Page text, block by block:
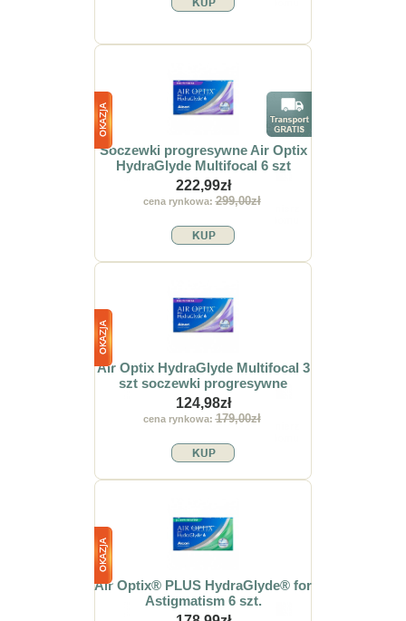
Soczewki progresywne Air Optix
HydraGlyde Multifocal 6 szt
222,99zł
cena rynkowa:299,00zł
Air Optix HydraGlyde Multifocal 3
szt soczewki progresywne
124,98zł
cena rynkowa:179,00zł
Air Optix® PLUS HydraGlyde® for
Astigmatism 6 szt.